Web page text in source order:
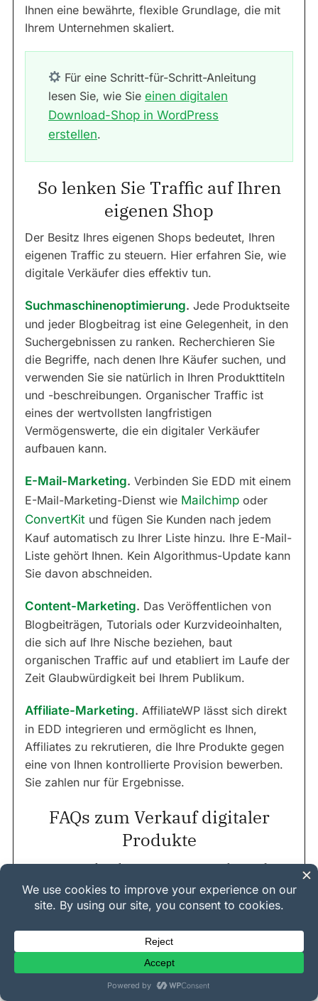
Ihnen eine bewährte, flexible Grundlage, die mit
Ihrem Unternehmen skaliert.
Für eine Schritt-für-Schritt-Anleitung
lesen Sie, wie Sie einen digitalen
Download-Shop in WordPress
erstellen.
So lenken Sie Traffic auf Ihren
eigenen Shop
Der Besitz Ihres eigenen Shops bedeutet, Ihren
eigenen Traffic zu steuern. Hier erfahren Sie, wie
digitale Verkäufer dies effektiv tun.
Suchmaschinenoptimierung. Jede Produktseite
und jeder Blogbeitrag ist eine Gelegenheit, in den
Suchergebnissen zu ranken. Recherchieren Sie
die Begriffe, nach denen Ihre Käufer suchen, und
verwenden Sie sie natürlich in Ihren Produkttiteln
und -beschreibungen. Organischer Traffic ist
eines der wertvollsten langfristigen
Vermögenswerte, die ein digitaler Verkäufer
aufbauen kann.
E-Mail-Marketing. Verbinden Sie EDD mit einem
E-Mail-Marketing-Dienst wie Mailchimp oder
ConvertKit und fügen Sie Kunden nach jedem
Kauf automatisch zu Ihrer Liste hinzu. Ihre E-Mail-
Liste gehört Ihnen. Kein Algorithmus-Update kann
Sie davon abschneiden.
Content-Marketing. Das Veröffentlichen von
Blogbeiträgen, Tutorials oder Kurzvideoinhalten,
die sich auf Ihre Nische beziehen, baut
organischen Traffic auf und etabliert im Laufe der
Zeit Glaubwürdigkeit bei Ihrem Publikum.
Affiliate-Marketing. AffiliateWP lässt sich direkt
in EDD integrieren und ermöglicht es Ihnen,
Affiliates zu rekrutieren, die Ihre Produkte gegen
eine von Ihnen kontrollierte Provision bewerben.
Sie zahlen nur für Ergebnisse.
FAQs zum Verkauf digitaler
Produkte
Wo ist der beste Ort, um digitale
Produkte zu verkaufen?
Der beste Ort hängt von Ihren Zielen ab. Wenn Sie
sofort mit minimalem Aufwand starten möchten,
bringen Sie Marktplätze wie Etsy oder gehostete
Plattformen wie Payhip schnell zum Verkauf.
Wenn Sie mehr von Ihren Einnahmen behalten und